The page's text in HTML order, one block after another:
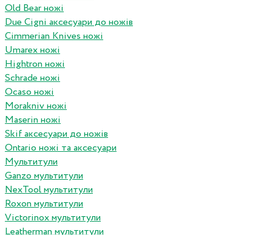
Old Bear ножі
Due Cigni аксесуари до ножів
Cimmerian Knives ножі
Umarex ножі
Hightron ножі
Schrade ножі
Ocaso ножі
Morakniv ножі
Maserin ножі
Skif аксесуари до ножів
Ontario ножі та аксесуари
Мультитули
Ganzo мультитули
NexTool мультитули
Roxon мультитули
Victorinox мультитули
Leatherman мультитули